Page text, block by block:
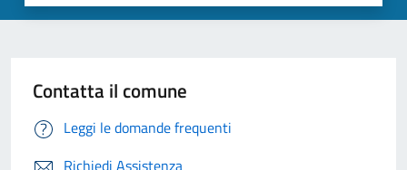
Contatta il comune
Leggi le domande frequenti